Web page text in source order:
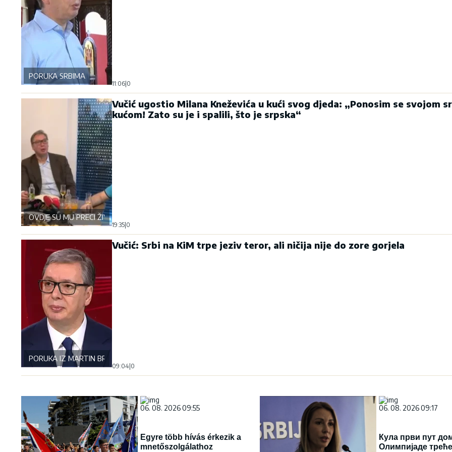
PORUKA SRBIMA
11:06 0
OVDJE SU MU PRECI ŽIVJELI
Vučić ugostio Milana Kneževića u kući svog djeda: „Ponosim se svojom
kućom! Zato su je i spalili, što je srpska“
19:35 0
PORUKA IZ MARTIN BRODA
Vučić: Srbi na KiM trpe jeziv teror, ali ničija nije do zore gorjela
09:04 0
06. 08. 2026 09:55
Egyre több hívás érkezik a
mnetőszolgálathoz
06. 08. 2026 09:17
Кула први пут
Олимпијаде